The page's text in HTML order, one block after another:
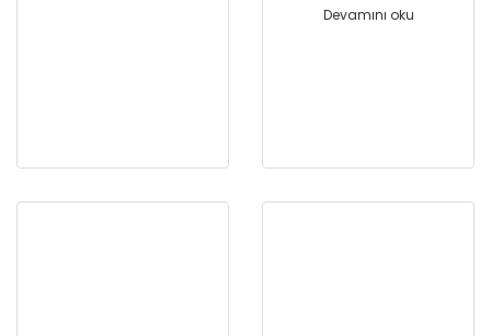
Devamını oku